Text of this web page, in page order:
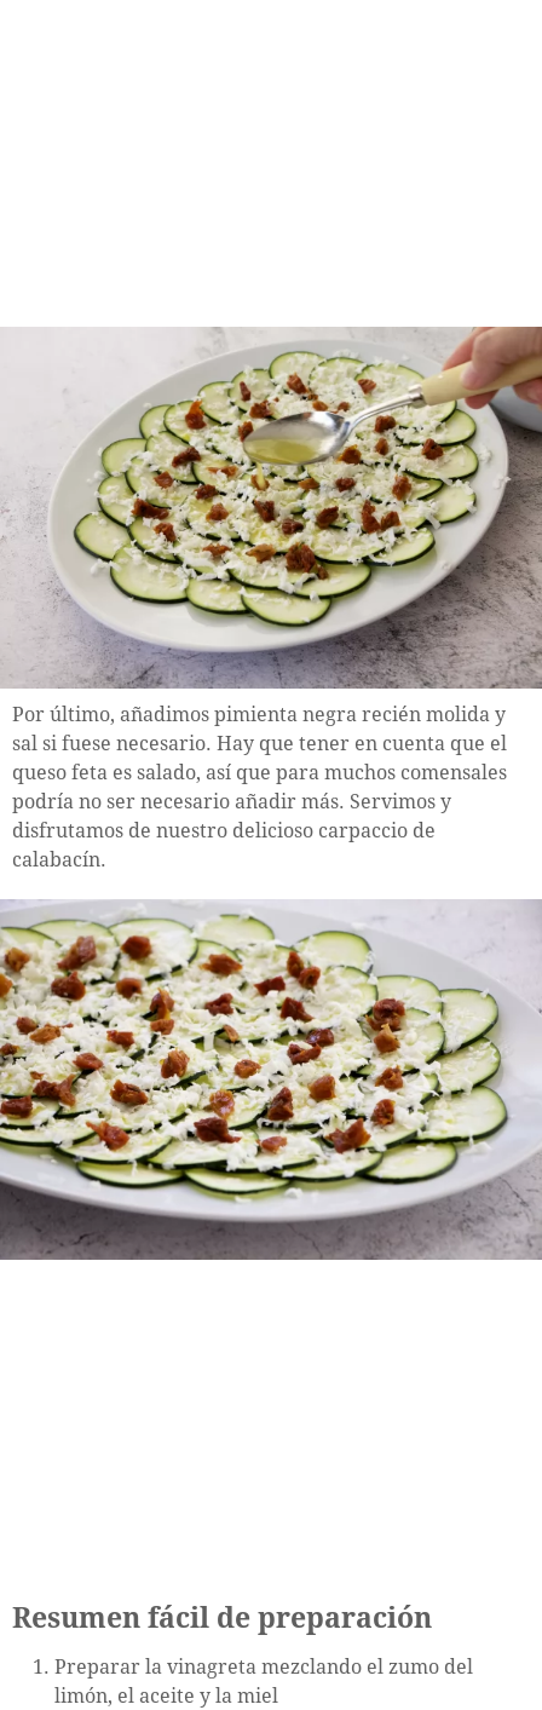
Por último, añadimos pimienta negra recién molida y
sal si fuese necesario. Hay que tener en cuenta que el
queso feta es salado, así que para muchos comensales
podría no ser necesario añadir más. Servimos y
disfrutamos de nuestro delicioso carpaccio de
calabacín.
Resumen fácil de preparación
Preparar la vinagreta mezclando el zumo del
limón, el aceite y la miel